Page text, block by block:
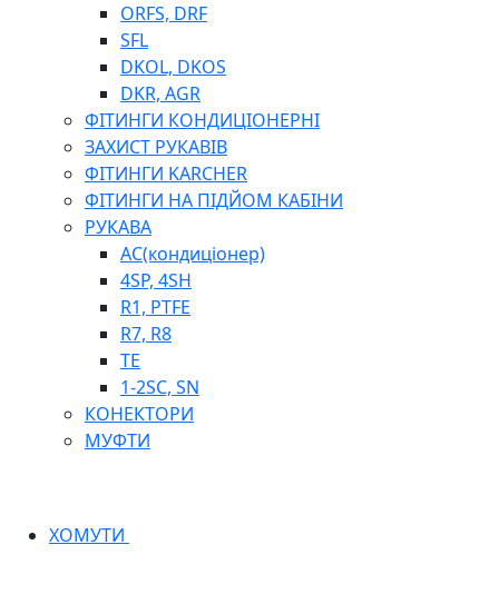
ORFS, DRF
SFL
DKOL, DKOS
DKR, AGR
ФІТИНГИ КОНДИЦІОНЕРНІ
ЗАХИСТ РУКАВІВ
ФІТИНГИ KARCHER
ФІТИНГИ НА ПІДЙОМ КАБІНИ
РУКАВА
AC(кондиціонер)
4SP, 4SH
R1, PTFE
R7, R8
TE
1-2SC, SN
КОНЕКТОРИ
МУФТИ
ХОМУТИ